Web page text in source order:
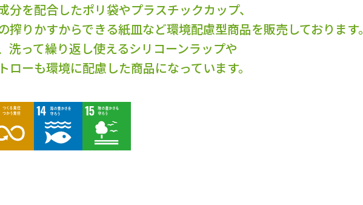
分を配合したポリ袋やプラスチックカップ、
搾りかすからできる紙皿など環境配慮型商品を販売しております。
洗って繰り返し使えるシリコーンラップや
ローも環境に配慮した商品になっています。